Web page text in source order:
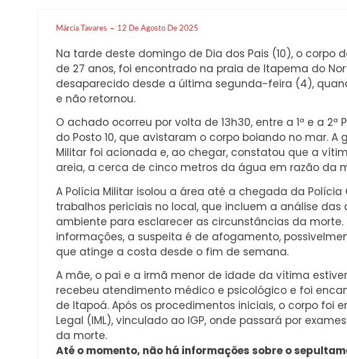
Márcia Tavares 12 De Agosto De 2025
Na tarde deste domingo de Dia dos Pais (10), o corpo
de 27 anos, foi encontrado na praia de Itapema do
desaparecido desde a última segunda-feira (4),
e não retornou.
O achado ocorreu por volta de 13h30, entre a 1ª e a
do Posto 10, que avistaram o corpo boiando no mar. A
Militar foi acionada e, ao chegar, constatou que a
areia, a cerca de cinco metros da água em razão da
A Polícia Militar isolou a área até a chegada da Polícia
trabalhos periciais no local, que incluem a análise
ambiente para esclarecer as circunstâncias da morte.
informações, a suspeita é de afogamento,
que atinge a costa desde o fim de semana.
A mãe, o pai e a irmã menor de idade da vítima
recebeu atendimento médico e psicológico e foi
de Itapoá. Após os procedimentos iniciais, o corpo foi
Legal (IML), vinculado ao IGP, onde passará por
da morte.
Até o momento, não há informações sobre o